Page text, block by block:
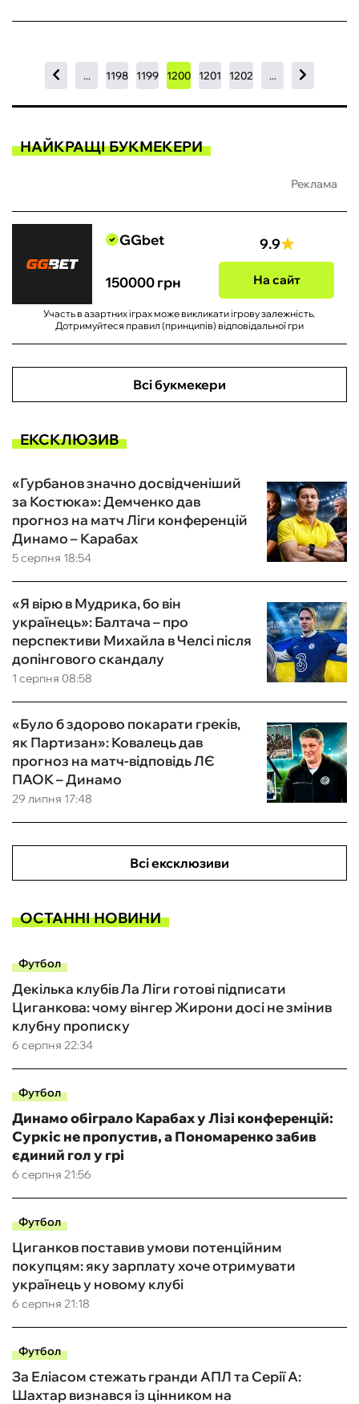
... 1198 1199 1200 1201 1202 ...
НАЙКРАЩІ БУКМЕКЕРИ
Реклама
GGbet
150000 грн
9.9
На сайт
Участь в азартних іграх може викликати ігрову залежність.
Дотримуйтеся правил (принципів) відповідальної гри
Всі букмекери
ЕКСКЛЮЗИВ
5 серпня 18:54
«Гурбанов значно досвідченіший
за Костюка»: Демченко дав
прогноз на матч Ліги конференцій
Динамо – Карабах
1 серпня 08:58
«Я вірю в Мудрика, бо він
українець»: Балтача – про
перспективи Михайла в Челсі після
допінгового скандалу
29 липня 17:48
«Було б здорово покарати греків,
як Партизан»: Ковалець дав
прогноз на матч-відповідь ЛЄ
ПАОК – Динамо
Всі ексклюзиви
ОСТАННІ НОВИНИ
Футбол
6 серпня 22:34
Декілька клубів Ла Ліги готові підписати
Циганкова: чому вінгер Жирони досі не змінив
клубну прописку
Футбол
6 серпня 21:56
Динамо обіграло Карабах у Лізі конференцій:
Суркіс не пропустив, а Пономаренко забив
єдиний гол у грі
Футбол
6 серпня 21:18
Циганков поставив умови потенційним
покупцям: яку зарплату хоче отримувати
українець у новому клубі
Футбол
За Еліасом стежать гранди АПЛ та Серії А:
Шахтар визнався із цінником на